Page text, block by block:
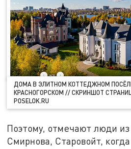
ДОМА В ЭЛИТНОМ КОТТЕДЖНОМ
КРАСНОГОРСКОМ // СКРИНШОТ
POSELOK.RU
Поэтому, отмечают люди
Смирнова, Старовойт,